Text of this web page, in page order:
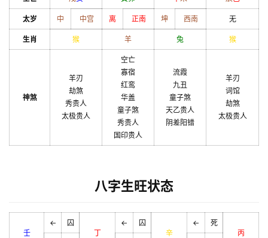
太岁 中 中宫 离 正南 坤 西南 无
生肖 猴 羊 兔 猴
神煞
羊刃
劫煞
秀贵人
太极贵人
空亡
寡宿
红鸾
华盖
童子煞
秀贵人
国印贵人
流霞
九丑
童子煞
天乙贵人
阴差阳错
羊刃
词馆
劫煞
太极贵人
八字生旺状态
壬
←
囚
丁
←
囚
辛
←
死
丙